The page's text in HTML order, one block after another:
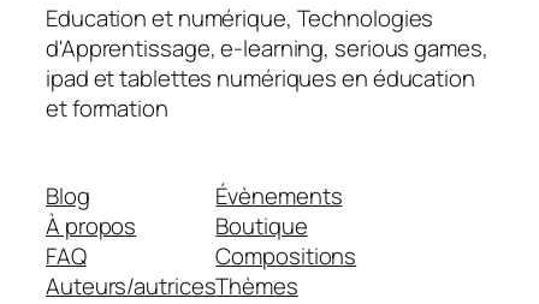
Education et numérique, Technologies
d'Apprentissage, e-learning, serious games,
ipad et tablettes numériques en éducation
et formation
Blog
À propos
FAQ
Auteurs/autrices
Évènements
Boutique
Compositions
Thèmes